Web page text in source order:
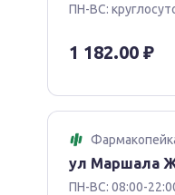
не проводились).
Детский
С осторожностью
Пожилой возраст.
ПН-ВС:
1 182.00 ₽
ул Маршала
ПН-ВС: 08:00-